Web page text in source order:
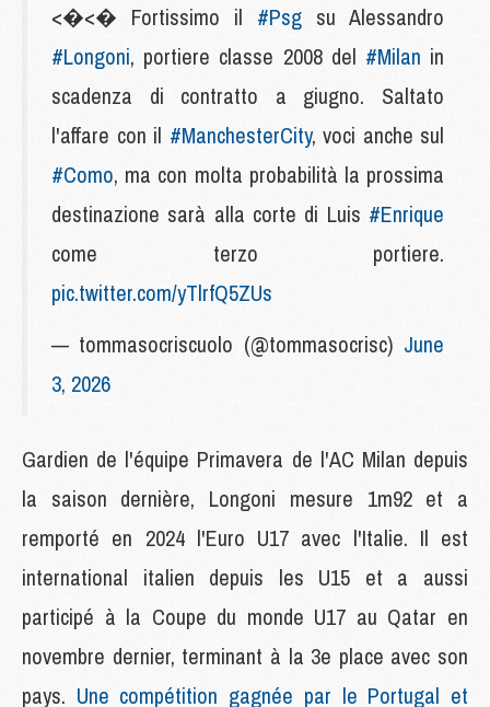
<�<� Fortissimo il #Psg su Alessandro
#Longoni, portiere classe 2008 del #Milan in
scadenza di contratto a giugno. Saltato
l'affare con il #ManchesterCity, voci anche sul
#Como, ma con molta probabilità la prossima
destinazione sarà alla corte di Luis #Enrique
come terzo portiere.
pic.twitter.com/yTlrfQ5ZUs
— tommasocriscuolo (@tommasocrisc) June
3, 2026
Gardien de l'équipe Primavera de l'AC Milan depuis
la saison dernière, Longoni mesure 1m92 et a
remporté en 2024 l'Euro U17 avec l'Italie. Il est
international italien depuis les U15 et a aussi
participé à la Coupe du monde U17 au Qatar en
novembre dernier, terminant à la 3e place avec son
pays. Une compétition gagnée par le Portugal et